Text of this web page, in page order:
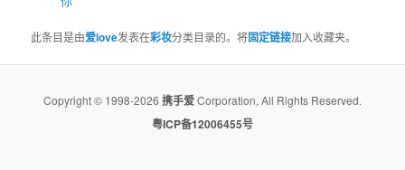
此条目是由爱love发表在彩妆分类目录的。将固定链接加入收藏夹。
Copyright © 1998-2026 携手爱Corporation, All Rights Reserved.
粤ICP备12006455号